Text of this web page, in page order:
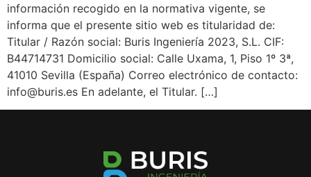
información recogido en la normativa vigente, se
informa que el presente sitio web es titularidad de:
Titular / Razón social: Buris Ingeniería 2023, S.L. CIF:
B44714731 Domicilio social: Calle Uxama, 1, Piso 1º 3ª,
41010 Sevilla (España) Correo electrónico de contacto:
info@buris.es En adelante, el Titular. […]